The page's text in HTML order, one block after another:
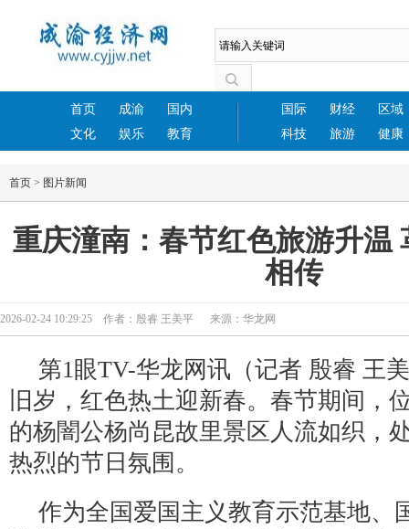
首页 成渝
国内
文化
娱乐 教育
国际 财经
区域
科技
旅游 健康
首页 > 图片新闻
重庆潼南：春节红色旅游升温
相传
2026-02-24 10:29:25 作者：殷睿 王美平 来源：华龙网
第1眼TV-华龙网讯（记者 殷睿 王
旧岁，红色热土迎新春。春节期间，
的杨闇公杨尚昆故里景区人流如织，
热烈的节日氛围。
作为全国爱国主义教育示范基地、